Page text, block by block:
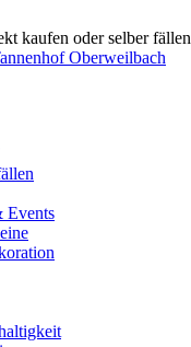
kaufen oder selber fällen
Events